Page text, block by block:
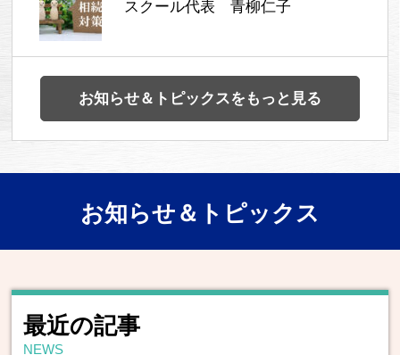
スクール代表 青柳仁子
お知らせ＆トピックスをもっと見る
お知らせ＆トピックス
最近の記事
NEWS